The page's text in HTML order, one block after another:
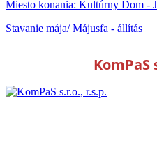
Miesto konania: Kultúrny Dom -
Stavanie mája/ Májusfa - állítás
KomPaS